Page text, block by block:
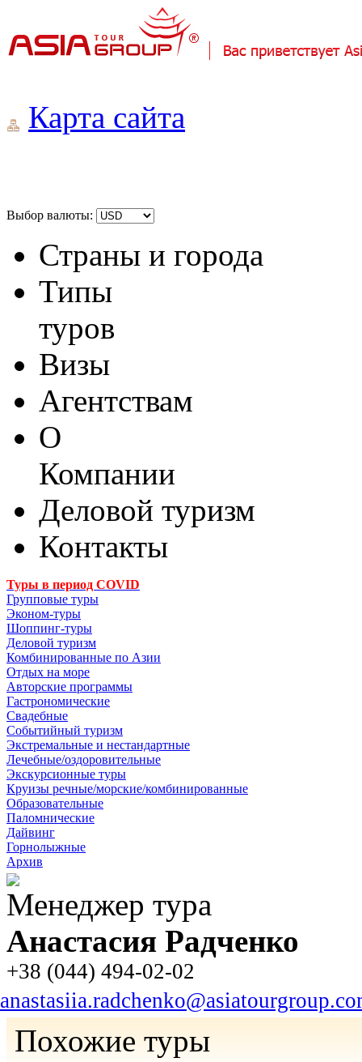
Карта сайта
Выбор валюты:
Страны и города
Типы
туров
Визы
Агентствам
О
Компании
Деловой туризм
Контакты
Туры в период COVID
Групповые туры
Эконом-туры
Шоппинг-туры
Деловой туризм
Комбинированные по Азии
Отдых на море
Авторские программы
Гастрономические
Свадебные
Событийный туризм
Экстремальные и нестандартные
Лечебные/оздоровительные
Экскурсионные туры
Круизы речные/морские/комбинированные
Образовательные
Паломнические
Дайвинг
Горнолыжные
Архив
Менеджер тура
Анастасия Радченко
+38 (044) 494-02-02
Похожие туры